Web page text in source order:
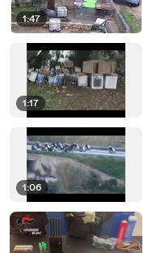
1:47
1:17
1:06